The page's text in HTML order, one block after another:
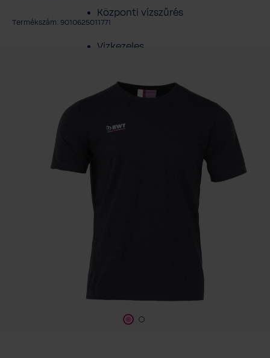
Központi vízszűrés
Vizkezeles
Szerviz
Ügyfélszolgálat
Termékszám: 9010625011771